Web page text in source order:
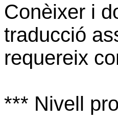
Conèixer i
traducció
requereix
*** Nivell